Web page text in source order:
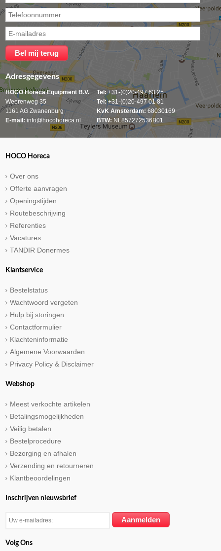
Adresgegevens
HOCO Horeca Equipment B.V.
Weerenweg 35
1161 AG Zwanenburg
E-mail: info@hocohoreca.nl
Tel:+31-(0)20-497 63 25
Tel:+31-(0)20-497 01 81
KvK Amsterdam: 68030169
BTW: NL857272536B01
HOCO Horeca
Over ons
Offerte aanvragen
Openingstijden
Routebeschrijving
Referenties
Vacatures
TANDIR Donermes
Klantservice
Bestelstatus
Wachtwoord vergeten
Hulp bij storingen
Contactformulier
Klachteninformatie
Algemene Voorwaarden
Privacy Policy & Disclaimer
Webshop
Meest verkochte artikelen
Betalingsmogelijkheden
Veilig betalen
Bestelprocedure
Bezorging en afhalen
Verzending en retourneren
Klantbeoordelingen
Inschrijven nieuwsbrief
Volg Ons